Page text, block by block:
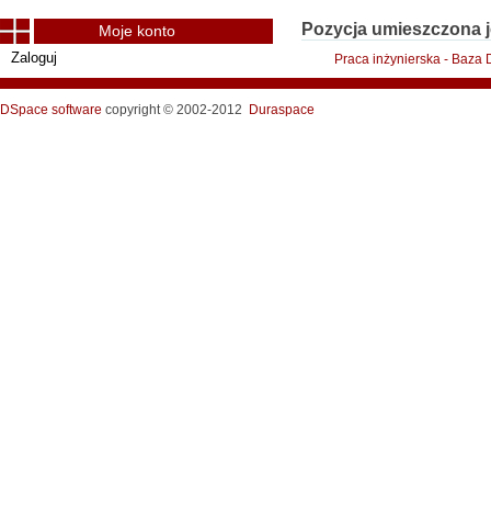
Pozycja
Praca inżynierska - Baza
Moje konto
Zaloguj
DSpace software copyright © 2002-2012 Duraspace